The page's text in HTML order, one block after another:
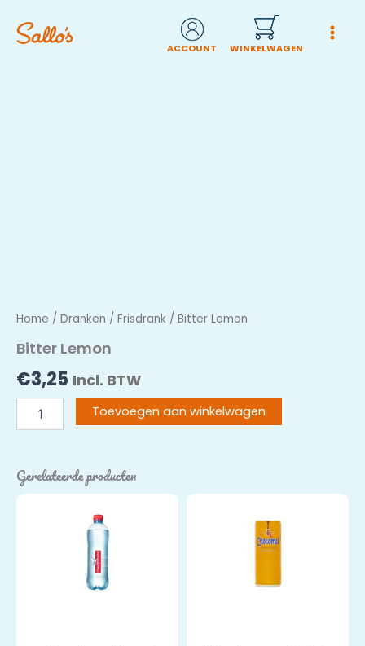
naar
Home / Dranken / Frisdrank / Bitter Lemon
Bitter Lemon
€3,25 Incl. BTW
Lemon
Toevoegen aan winkelwagen
Gerelateerde producten